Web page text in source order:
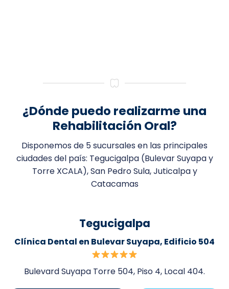
¿Dónde puedo realizarme una
Rehabilitación Oral?
Disponemos de 5 sucursales en las principales
ciudades del país: Tegucigalpa (Bulevar Suyapa y
Torre XCALA), San Pedro Sula, Juticalpa y
Catacamas
Tegucigalpa
Clínica Dental en Bulevar Suyapa, Edificio 504
Bulevard Suyapa Torre 504, Piso 4, Local 404.